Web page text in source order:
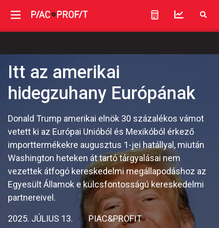
Itt az amerikai
hidegzuhany Európának
Donald Trump amerikai elnök 30 százalékos vámot
vetett ki az Európai Unióból és Mexikóból érkező
importtermékekre augusztus 1-jei hatállyal, miután
Washington heteken át tartó tárgyalásai nem
vezettek átfogó kereskedelmi megállapodáshoz az
Egyesült Államok e kulcsfontosságú kereskedelmi
partnereivel.
2025. JÚLIUS 13. PIAC&PROFIT